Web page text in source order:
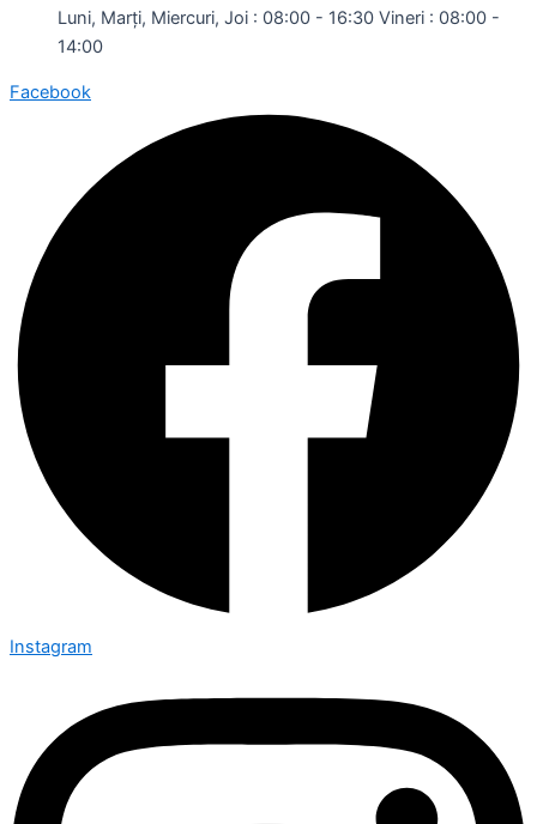
Luni, Marți, Miercuri, Joi : 08:00 - 16:30 Vineri : 08:00 -
14:00
Facebook
Instagram